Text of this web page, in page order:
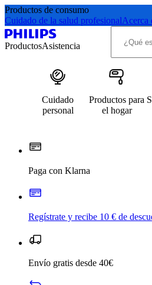
Productos de consumo
Cuidado de la salud profesionalAcerca
ProductosAsistencia
Cuidado
personal
Productos para
el hogar
Paga con Klarna
Regístrate y recibe 10 € de
Envío gratis desde 40€